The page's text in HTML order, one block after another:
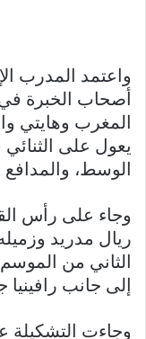
واعتمد المدرب
أصحاب الخبرة في
المغرب وهايتي
يعول على
الوسط،
وجاء على رأس
ريال مدريد
الثاني من
إلى جانب رافينيا
وجاءت التشكيلة